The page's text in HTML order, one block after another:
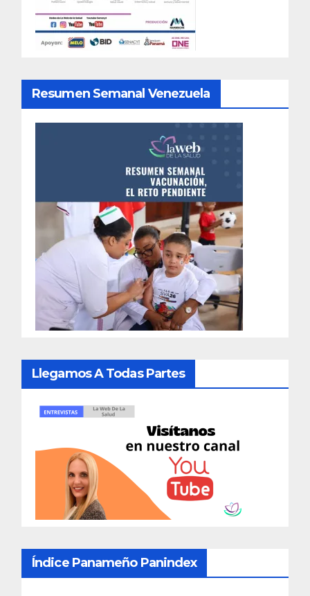
Resumen Semanal Venezuela
Llegamos A Todas Partes
Índice Panameño Panindex